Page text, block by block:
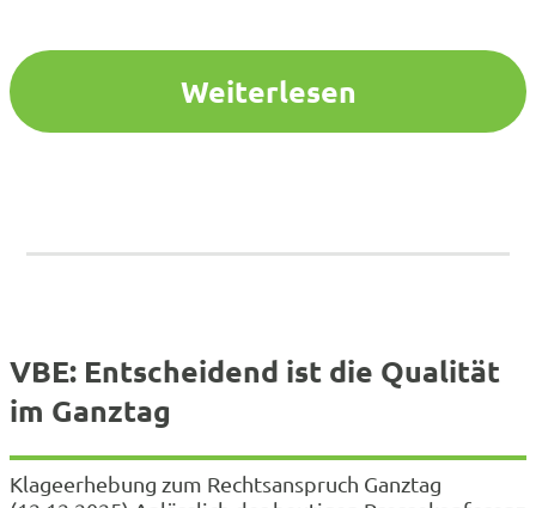
Fachpersonal. Das geht aus der heute
veröffentlichten Umfrage hervor, die…
Weiterlesen
VBE: Entscheidend ist die Qualität
im Ganztag
Klageerhebung zum Rechtsanspruch Ganztag